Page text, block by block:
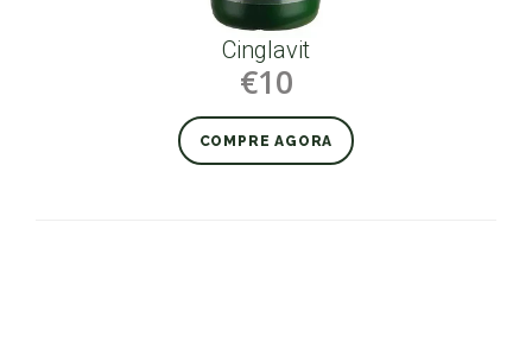
Cinglavit
€10
COMPRE AGORA